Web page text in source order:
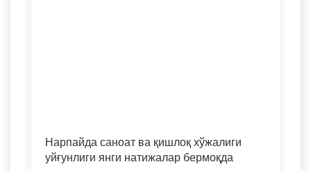
Нарпайда саноат ва қишлоқ хўжалиги
уйғунлиги янги натижалар бермоқда